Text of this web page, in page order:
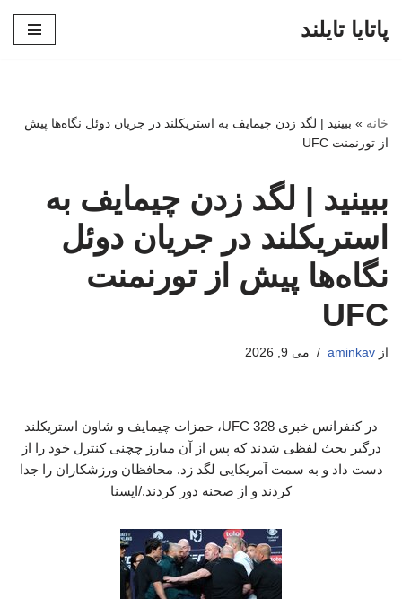
پاتایا تایلند
خانه » ببینید | لگد زدن چیمایف به استریکلند در جریان دوئل نگاه‌ها پیش
از تورنمنت UFC
ببینید | لگد زدن چیمایف به
استریکلند در جریان دوئل
نگاه‌ها پیش از تورنمنت
UFC
از aminkav می 9, 2026
در کنفرانس خبری UFC 328، حمزات چیمایف و شاون استریکلند
درگیر بحث لفظی شدند که پس از آن مبارز چچنی کنترل خود را از
دست داد و به سمت آمریکایی لگد زد. محافظان ورزشکاران را جدا
کردند و از صحنه دور کردند./ایسنا